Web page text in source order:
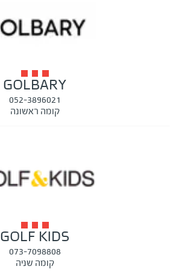
GOLBARY
052-3896021
קומה ראשונה
GOLF KIDS
073-7098808
קומה שניה